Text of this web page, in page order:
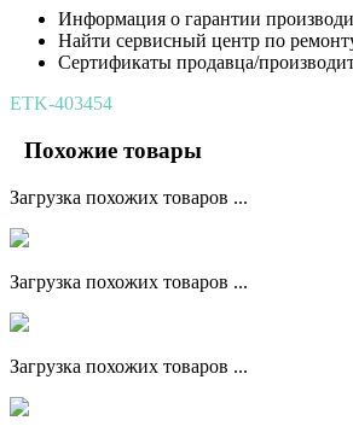
Информация о гарантии
Найти сервисный центр по
Сертификаты продавца/
ETK-403454
Похожие товары
Загрузка похожих товаров ...
Загрузка похожих товаров ...
Загрузка похожих товаров ...